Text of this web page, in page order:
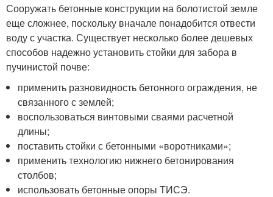
Сооружать бетонные конструкции на болотистой земле
еще сложнее, поскольку вначале понадобится отвести
воду с участка. Существует несколько более дешевых
способов надежно установить стойки для забора в
пучинистой почве:
применить разновидность бетонного ограждения, не
связанного с землей;
воспользоваться винтовыми сваями расчетной
длины;
поставить стойки с бетонными «воротниками»;
применить технологию нижнего бетонирования
столбов;
использовать бетонные опоры ТИСЭ.